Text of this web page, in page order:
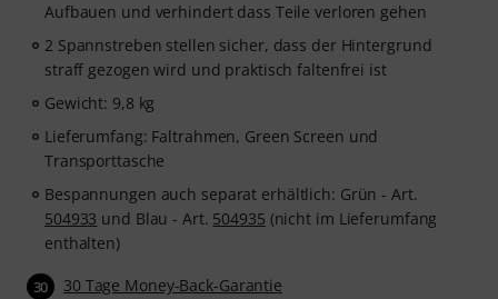
Aufbauen und verhindert dass Teile verloren gehen
2 Spannstreben stellen sicher, dass der Hintergrund
straff gezogen wird und praktisch faltenfrei ist
Gewicht: 9,8 kg
Lieferumfang: Faltrahmen, Green Screen und
Transporttasche
Bespannungen auch separat erhältlich: Grün - Art.
504933 und Blau - Art. 504935 (nicht im Lieferumfang
enthalten)
30 30 Tage Money-Back-Garantie